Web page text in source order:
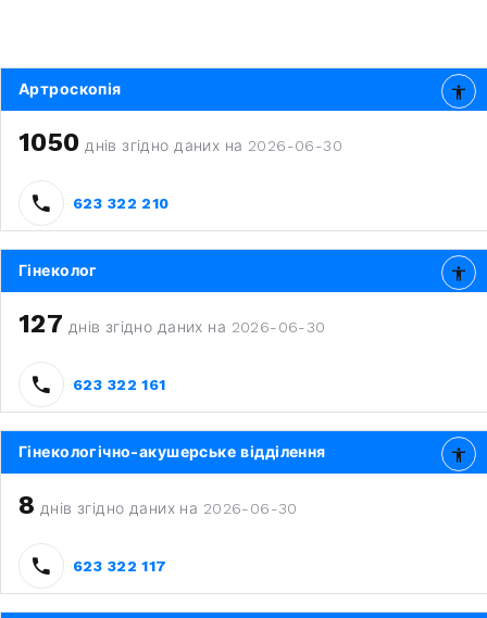
Артроскопія
1050 днів згідно даних на 2026-06-30
623 322 210
Гінеколог
127 днів згідно даних на 2026-06-30
623 322 161
Гінекологічно-акушерське відділення
8 днів згідно даних на 2026-06-30
623 322 117